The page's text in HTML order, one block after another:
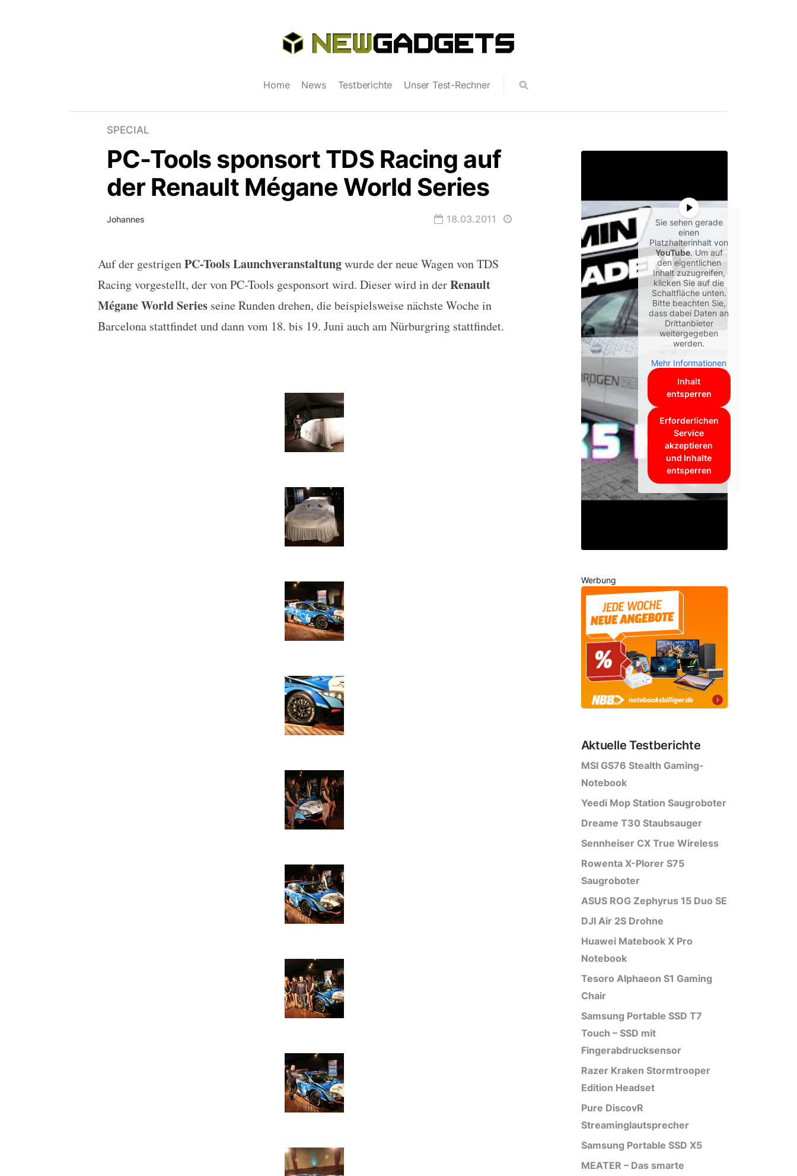
Home News Testberichte Unser Test-Rechner
SPECIAL
PC-Tools sponsort TDS Racing auf
der Renault Mégane World Series
Johannes 18.03.2011
PC-Tools sponsort TDS Racing auf der Renault Mégane World Series
Auf der gestrigenPC-Tools Launchveranstaltungwurde der neue Wagen von TDS
Racing vorgestellt, der von PC-Tools gesponsort wird. Dieser wird in derRenault
Mégane World Seriesseine Runden drehen, die beispielsweise nächste Woche in
Barcelona stattfindet und dann vom 18. bis 19. Juni auch am Nürburgring stattfindet.
Sie sehen gerade
einen
Platzhalterinhalt von
YouTube. Um auf
den eigentlichen
Inhalt zuzugreifen,
klicken Sie auf die
Schaltfläche unten.
Bitte beachten Sie,
dass dabei Daten an
Drittanbieter
weitergegeben
werden.
Mehr Informationen
Inhalt
entsperren
Erforderlichen
Service
akzeptieren
und Inhalte
entsperren
Werbung
Aktuelle Testberichte
MSI GS76 Stealth Gaming-
Notebook
Yeedi Mop Station Saugroboter
Dreame T30 Staubsauger
Sennheiser CX True Wireless
Rowenta X-Plorer S75
Saugroboter
ASUS ROG Zephyrus 15 Duo SE
DJI Air 2S Drohne
Huawei Matebook X Pro
Notebook
Tesoro Alphaeon S1 Gaming
Chair
Samsung Portable SSD T7
Touch – SSD mit
Fingerabdrucksensor
Razer Kraken Stormtrooper
Edition Headset
Pure DiscovR
Streaminglautsprecher
Samsung Portable SSD X5
MEATER – Das smarte